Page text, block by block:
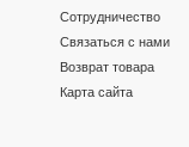
Сотрудничество
Связаться с нами
Возврат товара
Карта сайта